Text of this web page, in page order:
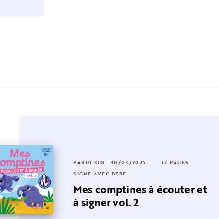
PAGES
- C'est
: 08/09/2021
24 PAGES
AVEC BÉBÉ
histoires signées - On se
ce so…
PARUTION : 30/04/2025
12 PAGES
SIGNE AVEC BÉBÉ
Mes comptines à écouter et
à signer vol. 2